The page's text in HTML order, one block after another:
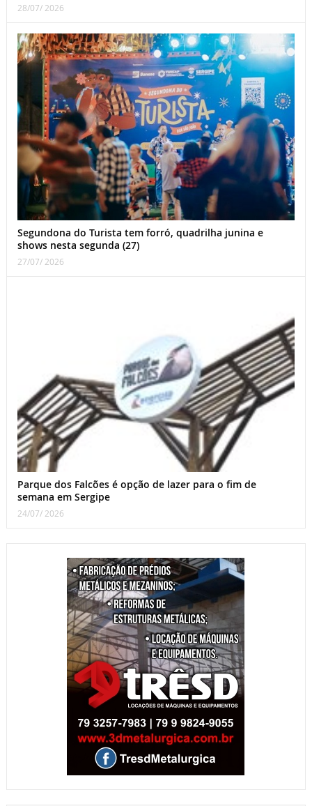
28/07/ 2026
Segundona do Turista tem forró, quadrilha junina e
shows nesta segunda (27)
27/07/ 2026
Parque dos Falcões é opção de lazer para o fim de
semana em Sergipe
24/07/ 2026